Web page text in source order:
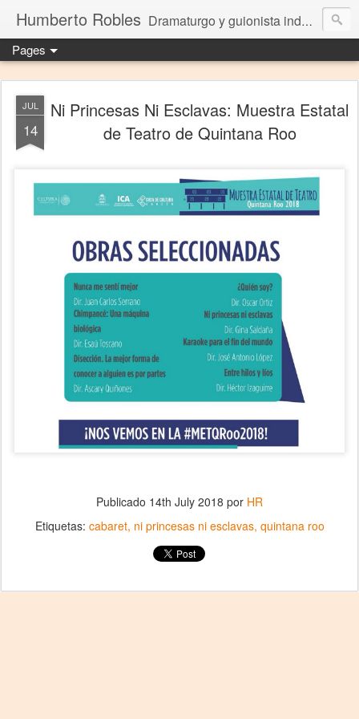
Humberto Robles Dramaturgo y guionista independiente
Pages
JUL
14
Ni Princesas Ni Esclavas: Muestra Estatal
de Teatro de Quintana Roo
Publicado 14th July 2018 por HR
Etiquetas: cabaret ni princesas ni esclavas quintana roo